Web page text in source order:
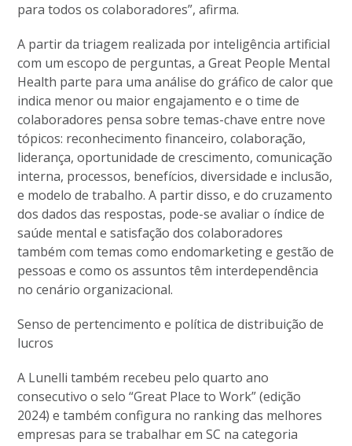
para todos os colaboradores”, afirma.
A partir da triagem realizada por inteligência artificial
com um escopo de perguntas, a Great People Mental
Health parte para uma análise do gráfico de calor que
indica menor ou maior engajamento e o time de
colaboradores pensa sobre temas-chave entre nove
tópicos: reconhecimento financeiro, colaboração,
liderança, oportunidade de crescimento, comunicação
interna, processos, benefícios, diversidade e inclusão,
e modelo de trabalho. A partir disso, e do cruzamento
dos dados das respostas, pode-se avaliar o índice de
saúde mental e satisfação dos colaboradores
também com temas como endomarketing e gestão de
pessoas e como os assuntos têm interdependência
no cenário organizacional.
Senso de pertencimento e política de distribuição de
lucros
A Lunelli também recebeu pelo quarto ano
consecutivo o selo “Great Place to Work” (edição
2024) e também configura no ranking das melhores
empresas para se trabalhar em SC na categoria